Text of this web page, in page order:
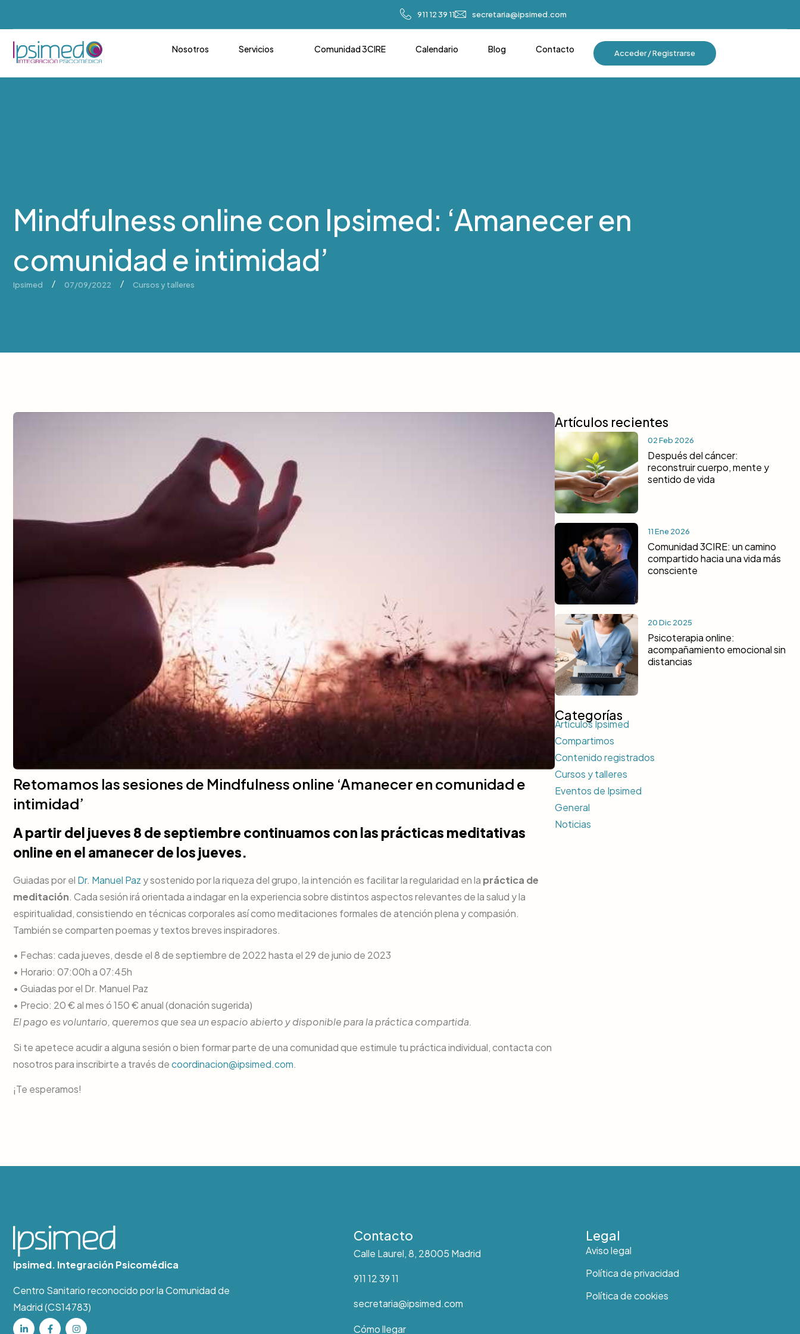
911 12 39 11 secretaria@ipsimed.com
Nosotros Servicios Comunidad 3CIRE Calendario Blog Contacto Acceder / Registrarse
Mindfulness online con Ipsimed: ‘Amanecer en
comunidad e intimidad’
Ipsimed / 07/09/2022 / Cursos y talleres
Retomamos las sesiones de Mindfulness online ‘Amanecer en comunidad e
intimidad’
A partir del jueves 8 de septiembre continuamos con las prácticas meditativas
online en el amanecer de los jueves.
Guiadas por el Dr. Manuel Paz y sostenido por la riqueza del grupo, la intención es facilitar la regularidad en la práctica de
meditación. Cada sesión irá orientada a indagar en la experiencia sobre distintos aspectos relevantes de la salud y la
espiritualidad, consistiendo en técnicas corporales así como meditaciones formales de atención plena y compasión.
También se comparten poemas y textos breves inspiradores.
• Fechas: cada jueves, desde el 8 de septiembre de 2022 hasta el 29 de junio de 2023
• Horario: 07:00h a 07:45h
• Guiadas por el Dr. Manuel Paz
• Precio: 20 € al mes ó 150 € anual (donación sugerida)
El pago es voluntario, queremos que sea un espacio abierto y disponible para la práctica compartida.
Si te apetece acudir a alguna sesión o bien formar parte de una comunidad que estimule tu práctica individual, contacta con
nosotros para inscribirte a través decoordinacion@ipsimed.com.
¡Te esperamos!
Artículos recientes
02 Feb 2026
Después del cáncer:
reconstruir cuerpo, mente y
sentido de vida
11 Ene 2026
Comunidad 3CIRE: un camino
compartido hacia una vida más
consciente
20 Dic 2025
Psicoterapia online:
acompañamiento emocional sin
distancias
Categorías
Artículos Ipsimed
Compartimos
Contenido registrados
Cursos y talleres
Eventos de Ipsimed
General
Noticias
Ipsimed. Integración Psicomédica
Centro Sanitario reconocido por la Comunidad de
Madrid (CS14783)
Contacto
Calle Laurel, 8, 28005 Madrid
911 12 39 11
secretaria@ipsimed.com
Cómo llegar
Legal
Aviso legal
Política de privacidad
Política de cookies